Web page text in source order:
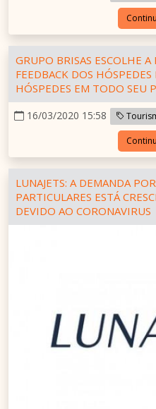
GRUPO BRISAS ESCOLHE
FEEDBACK DOS
HÓSPEDES EM TODO SEU
16/03/2020 15:58
LUNAJETS: A DEMANDA
PARTICULARES ESTÁ
DEVIDO AO CORONAVIRUS